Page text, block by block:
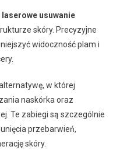
laserowe usuwanie
skóry. Precyzyjne
widoczność plam i
w której
naskórka oraz
Te zabiegi są szczególnie
przebarwień,
skóry.